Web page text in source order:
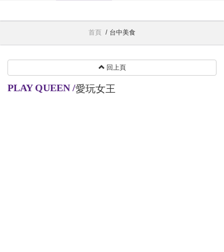
首頁 / 台中美食
回上頁
PLAY QUEEN/愛玩女王